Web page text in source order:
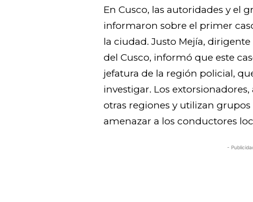
En Cusco, las autoridades y el
informaron sobre el primer
la ciudad. Justo Mejía,
del Cusco, informó que este
jefatura de la región policial,
investigar. Los
otras regiones y utilizan
amenazar a los conductores
-